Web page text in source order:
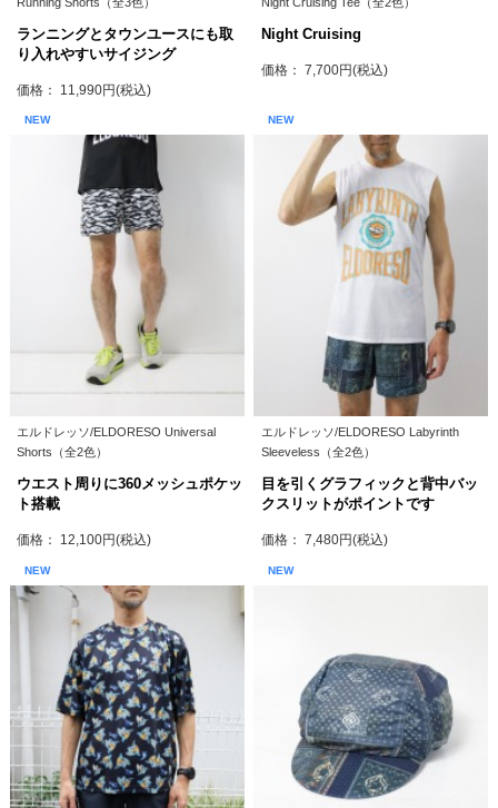
ランニングとタウンユースにも取
り入れやすいサイジング
価格： 11,990円(税込)
Night Cruising
価格： 7,700円(税込)
NEW
エルドレッソ/ELDORESO Universal
Shorts（全2色）
ウエスト周りに360メッシュポケッ
ト搭載
価格： 12,100円(税込)
NEW
エルドレッソ/ELDORESO Labyrinth
Sleeveless（全2色）
目を引くグラフィックと背中バッ
クスリットがポイントです
価格： 7,480円(税込)
NEW NEW